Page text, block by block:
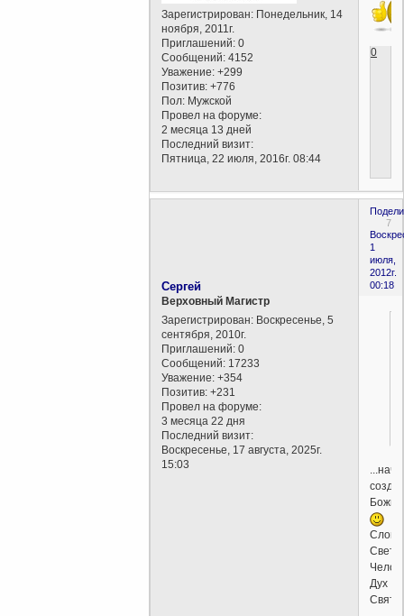
Зарегистрирован: Понедельник, 14
ноября, 2011г.
Приглашений: 0
Сообщений: 4152
Уважение: +299
Позитив: +776
Пол: Мужской
Провел на форуме:
2 месяца 13 дней
Последний визит:
Пятница, 22 июля, 2016г. 08:44
0
7
1
июля,
2012г.
00:18
Сергей
Верховный Магистр
Зарегистрирован: Воскресенье, 5
сентября, 2010г.
Приглашений: 0
Сообщений: 17233
Уважение: +354
Позитив: +231
Провел на форуме:
3 месяца 22 дня
Последний визит:
Воскресенье, 17 августа, 2025г.
15:03
Свет
Дух